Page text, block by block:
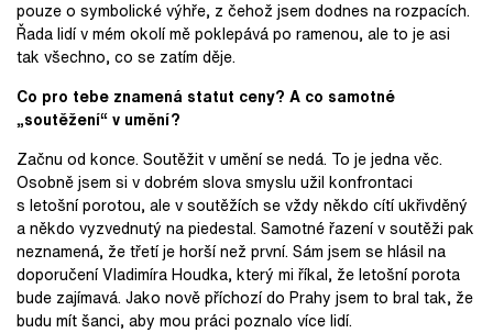
pouze o symbolické výhře, z čehož jsem dodnes na rozpacích.
Řada lidí v mém okolí mě poklepává po ramenou, ale to je asi
tak všechno, co se zatím děje.
Co pro tebe znamená statut ceny? A co samotné
„soutěžení“v umění?
Začnu od konce. Soutěžit v umění se nedá. To je jedna věc.
Osobně jsem si v dobrém slova smyslu užil konfrontaci
s letošní porotou, ale v soutěžích se vždy někdo cítí ukřivděný
a někdo vyzvednutý na piedestal. Samotné řazení v soutěži pak
neznamená, že třetí je horší než první. Sám jsem se hlásil na
doporučení Vladimíra Houdka, který mi říkal, že letošní porota
bude zajímavá. Jako nově příchozí do Prahy jsem to bral tak, že
budu mít šanci, aby mou práci poznalo více lidí.